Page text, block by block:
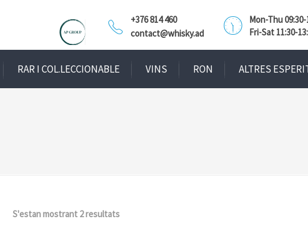
Mon-Thu
Fri-Sat 11:30-
+376 814 460
contact@whisky.ad
RAR I COL.LECCIONABLE VINS RON ALTRES
S'estan mostrant 2 resultats